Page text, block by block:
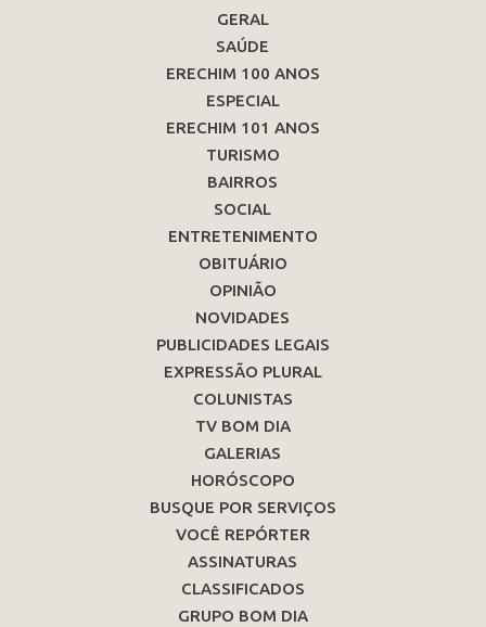
GERAL
SAÚDE
ERECHIM 100 ANOS
ESPECIAL
ERECHIM 101 ANOS
TURISMO
BAIRROS
SOCIAL
ENTRETENIMENTO
OBITUÁRIO
OPINIÃO
NOVIDADES
PUBLICIDADES LEGAIS
EXPRESSÃO PLURAL
COLUNISTAS
TV BOM DIA
GALERIAS
HORÓSCOPO
BUSQUE POR SERVIÇOS
VOCÊ REPÓRTER
ASSINATURAS
CLASSIFICADOS
GRUPO BOM DIA